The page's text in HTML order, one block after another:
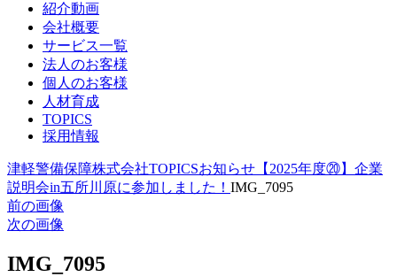
紹介動画
会社概要
サービス一覧
法人のお客様
個人のお客様
人材育成
TOPICS
採用情報
津軽警備保障株式会社TOPICSお知らせ 【2025年度⑳】企業
説明会in五所川原に参加しました！ IMG_7095
前の画像
次の画像
IMG_7095